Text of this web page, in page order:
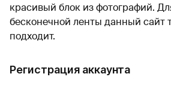
красивый блок из фотографий.
бесконечной ленты данный сайт
подходит.
Регистрация аккаунта